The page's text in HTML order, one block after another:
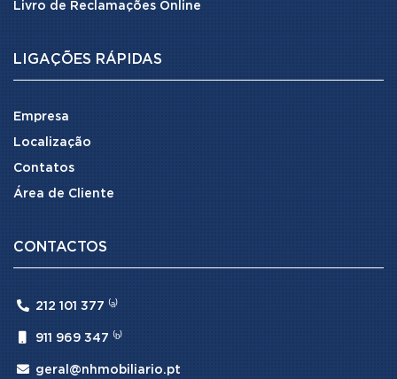
Livro de Reclamações Online
LIGAÇÕES RÁPIDAS
Empresa
Localização
Contatos
Área de Cliente
CONTACTOS
 212 101 377 ⁽ᵃ⁾
911 969 347 ⁽ᵇ⁾
 geral@nhmobiliario.pt